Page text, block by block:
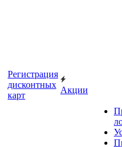
Регистрация
дисконтных
карт
Акции